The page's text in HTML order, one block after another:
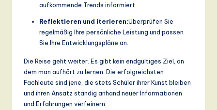
aufkommende Trends informiert.
Reflektieren und iterieren:Überprüfen Sie
regelmäßig Ihre persönliche Leistung und passen
Sie Ihre Entwicklungspläne an.
Die Reise geht weiter. Es gibt kein endgültiges Ziel, an
dem man aufhört zu lernen. Die erfolgreichsten
Fachleute sind jene, die stets Schüler ihrer Kunst bleiben
und ihren Ansatz ständig anhand neuer Informationen
und Erfahrungen verfeinern.